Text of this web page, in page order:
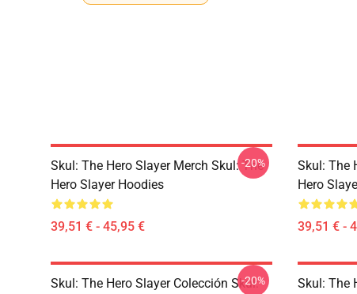
Skul: The Hero Slayer Merch Skul: The
Hero Slayer Hoodies
39,51 € - 45,95 €
-20%
Skul: The
Hero
39,51 € -
Skul: The Hero Slayer Colección Skul:
-20%
Skul: The